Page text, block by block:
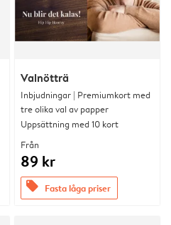
Valnötträ
Inbjudningar | Premiumkort med
tre olika val av papper
Uppsättning med 10 kort
Från
89 kr
offers Fasta låga priser